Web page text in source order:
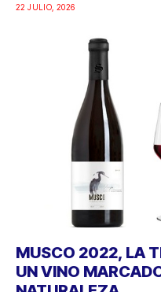
22 JULIO, 2026
MUSCO 2022, LA
UN VINO